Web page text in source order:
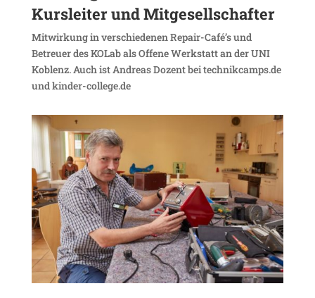
Kurs­leiter und Mitgesellschafter
Mitwir­kung in verschie­denen Repair-Café’s und
Betreuer des KOLab als Offene Werk­statt an der UNI
Koblenz. Auch ist Andreas Dozent bei technikcamps.de
und kinder-college.de